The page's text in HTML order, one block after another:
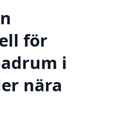
för
i
nära